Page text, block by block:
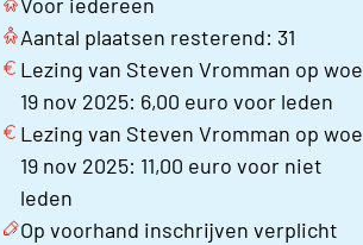
Aantal plaatsen resterend: 31
Lezing van Steven Vromman op woe
19 nov 2025: 6,00 euro voor leden
Lezing van Steven Vromman op woe
19 nov 2025: 11,00 euro voor niet
leden
Op voorhand inschrijven verplicht